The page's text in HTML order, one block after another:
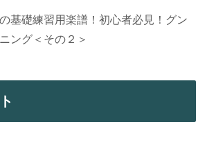
基礎練習用楽譜！初心者必見！グン
ング＜その２＞